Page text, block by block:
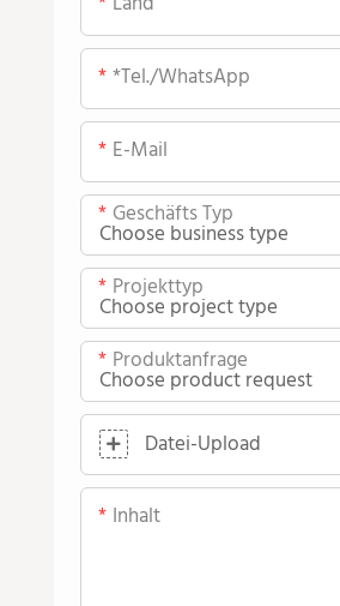
*Tel./WhatsApp
E-Mail
Geschäfts Typ
Projekttyp
Produktanfrage
Datei-Upload
Inhalt